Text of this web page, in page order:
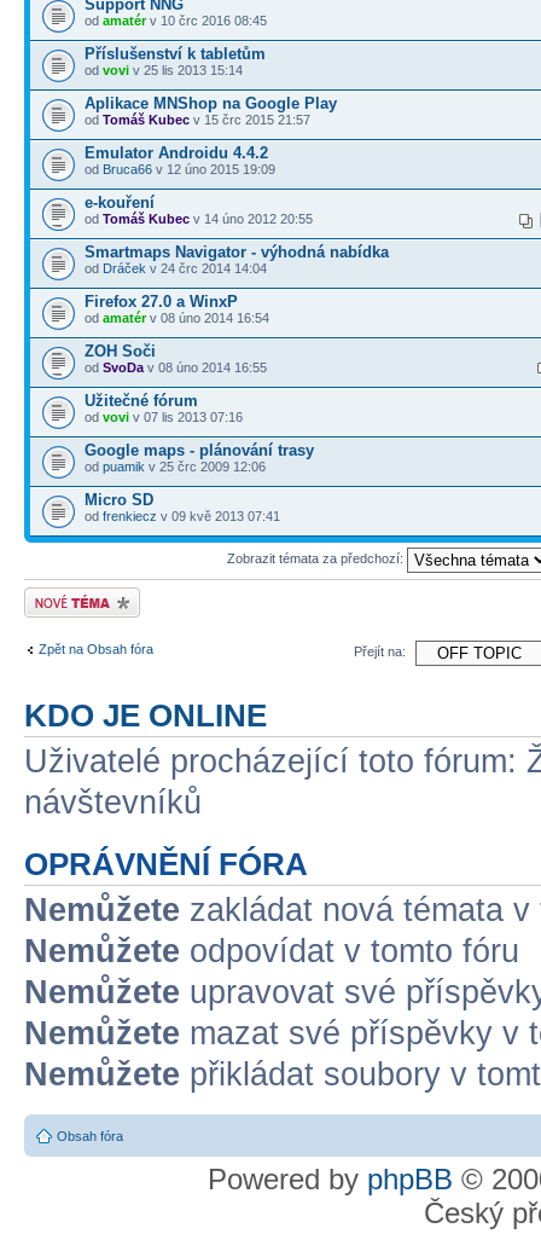
Support NNG
od amatérv 10 črc 2016 08:45
Příslušenství k tabletům
od vovi v 25 lis 2013 15:14
Aplikace MNShop na Google Play
od Tomáš Kubec v 15 črc 2015 21:57
Emulator Androidu 4.4.2
od Bruca66 v 12 úno 2015 19:09
e-kouření
od Tomáš Kubec v 14 úno 2012 20:55
Smartmaps Navigator - výhodná nabídka
od Dráček v 24 črc 2014 14:04
Firefox 27.0 a WinxP
od amatérv 08 úno 2014 16:54
ZOH Soči
od SvoDa v 08 úno 2014 16:55
Užitečné fórum
od vovi v 07 lis 2013 07:16
Google maps - plánování trasy
od puamik v 25 črc 2009 12:06
Micro SD
od frenkiecz v 09 kvě 2013 07:41
Zobrazit témata za předchozí:
Odeslat nové téma
Zpět na Obsah fóra Přejít na:
KDO JE ONLINE
Uživatelé procházející toto fórum:
návštevníků
OPRÁVNĚNÍ FÓRA
Nemůžete zakládat nová témata v
Nemůžete odpovídat v tomto fóru
Nemůžete upravovat své
Nemůžete mazat své příspěvky v
Nemůžete přikládat soubory v
Obsah fóra
Powered by phpBB ©
Český